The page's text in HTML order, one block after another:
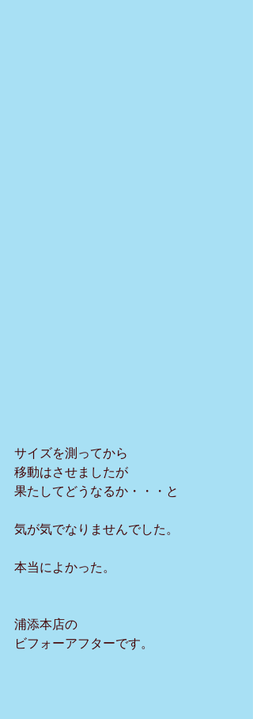
サイズを測ってから
移動はさせましたが
果たしてどうなるか・・・と
気が気でなりませんでした。
本当によかった。
浦添本店の
ビフォーアフターです。